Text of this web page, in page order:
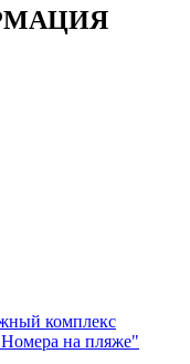
комплекс
на пляже"